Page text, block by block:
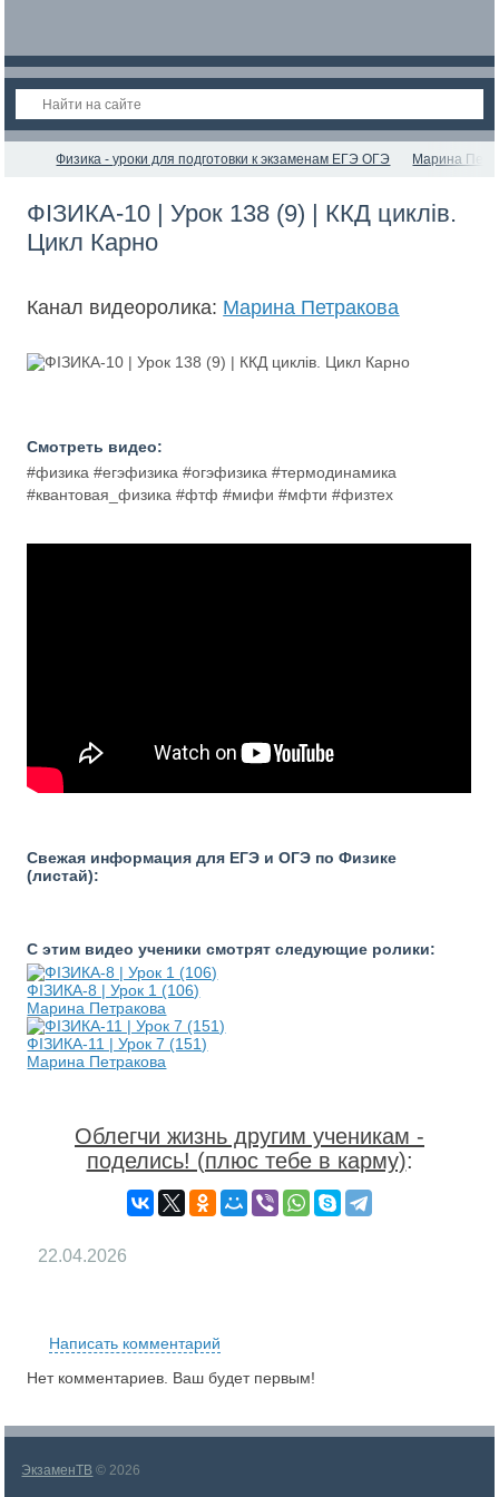
Физика - уроки для подготовки к экзаменам ЕГЭ ОГЭ Марина
ФІЗИКА-10 | Урок 138 (9) | ККД циклів.
Цикл Карно
Канал видеоролика: Марина Петракова
Смотреть видео:
#физика #егэфизика #огэфизика #термодинамика
#квантовая_физика #фтф #мифи #мфти #физтех
Свежая информация для ЕГЭ и ОГЭ по Физике
(листай):
С этим видео ученики смотрят следующие ролики:
ФІЗИКА-8 | Урок 1 (106)
Марина Петракова
ФІЗИКА-11 | Урок 7 (151)
Марина Петракова
Облегчи жизнь другим ученикам -
поделись! (плюс тебе в карму):
22.04.2026
Написать комментарий
Нет комментариев. Ваш будет первым!
ЭкзаменТВ © 2026